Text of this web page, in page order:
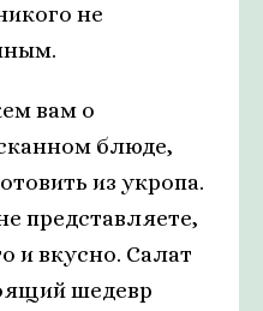
не
вам о
блюде,
из укропа.
представляете,
и вкусно. Салат
шедевр